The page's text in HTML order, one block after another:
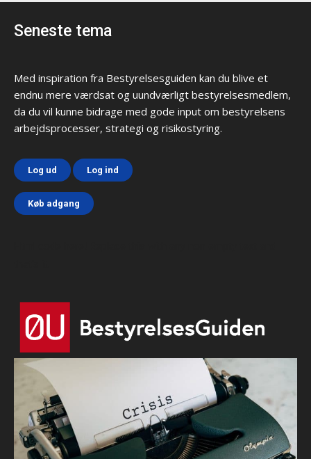
Seneste tema
Med inspiration fra Bestyrelsesguiden kan du blive et
endnu mere værdsat og uundværligt bestyrelsesmedlem,
da du vil kunne bidrage med gode input om bestyrelsens
arbejdsprocesser, strategi og risikostyring.
Log ud Log ind
Køb adgang